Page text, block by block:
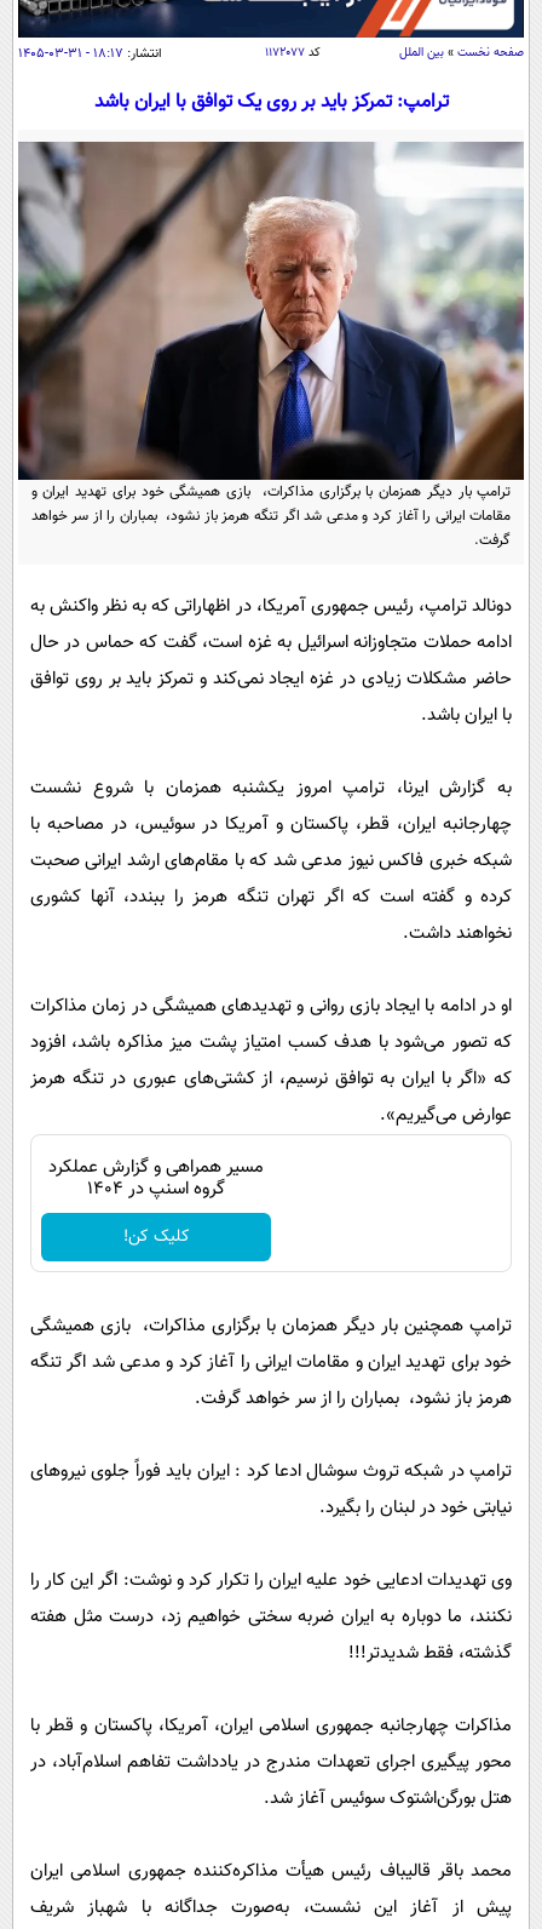
سیاسی
اقتصاد
اقتصادی
جامعه
حوادث
سلامت
یک برش دانایی
محیط زیست
سفر و تفریح
بین الملل
سیاست خارجی
فرهنگ و هنر
علم و دانش
فناوری و It
علمی
اخبار کریپتو
قرآن
گوناگون
سرگرمی
باشگاه مغز
مجله تصویری سلاح
فیلم
اقتصاد
ورزش
سیاست
فناوری
گوناگون
حوادث
سلامت
فرهنگی
بین الملل
اجتماعی
سیاست خارجی
عصر ایران 2
خواندنی ها و دیدنی ها
داستان کوتاه
روانشناسی
آشپزی
دانلود
آموزش زبان
صفحه نخست » بین الملل کد۱۱۷۲۰۷۷ انتشار: ۱۸:۱۷ - ۳۱-۰۳-۱۴۰۵
ترامپ: تمرکز باید بر روی یک توافق با ایران باشد
ترامپ بار دیگر همزمان با برگزاری مذاکرات، بازی همیشگی خود برای تهدید ایران و
مقامات ایرانی را آغاز کرد و مدعی شد اگر تنگه هرمز باز نشود، بمباران را از سر خواهد
گرفت.
دونالد ترامپ، رئیس جمهوری آمریکا، در اظهاراتی که به نظر واکنش به
ادامه حملات متجاوزانه اسرائیل به غزه است، گفت که حماس در حال
حاضر مشکلات زیادی در غزه ایجاد نمی‌کند و تمرکز باید بر روی توافق
با ایران باشد.
به گزارش ایرنا، ترامپ امروز یکشنبه همزمان با شروع نشست
چهارجانبه ایران، قطر، پاکستان و آمریکا در سوئیس، در مصاحبه با
شبکه خبری فاکس نیوز مدعی شد که با مقام‌های ارشد ایرانی صحبت
کرده و گفته است که اگر تهران تنگه هرمز را ببندد، آنها کشوری
نخواهند داشت.
او در ادامه با ایجاد بازی روانی و تهدیدهای همیشگی در زمان مذاکرات
که تصور می‌شود با هدف کسب امتیاز پشت میز مذاکره باشد، افزود
که «اگر با ایران به توافق نرسیم، از کشتی‌های عبوری در تنگه هرمز
عوارض می‌گیریم».
مسیر همراهی و گزارش عملکرد
گروه اسنپ در ۱۴۰۴
کلیک کن!
ترامپ همچنین بار دیگر همزمان با برگزاری مذاکرات، بازی همیشگی
خود برای تهدید ایران و مقامات ایرانی را آغاز کرد و مدعی شد اگر تنگه
هرمز باز نشود، بمباران را از سر خواهد گرفت.
ترامپ در شبکه تروث سوشال ادعا کرد : ایران باید فوراً جلوی نیروهای
نیابتی خود در لبنان را بگیرد.
وی تهدیدات ادعایی خود علیه ایران را تکرار کرد و نوشت: اگر این کار را
نکنند، ما دوباره به ایران ضربه سختی خواهیم زد، درست مثل هفته
گذشته، فقط شدیدتر!!!
مذاکرات چهارجانبه جمهوری اسلامی ایران، آمریکا، پاکستان و قطر با
محور پیگیری اجرای تعهدات مندرج در یادداشت تفاهم اسلام‌آباد، در
هتل بورگن‌اشتوک سوئیس آغاز شد.
محمد باقر قالیباف رئیس هیأت مذاکره‌کننده جمهوری اسلامی ایران
پیش از آغاز این نشست، به‌صورت جداگانه با شهباز شریف